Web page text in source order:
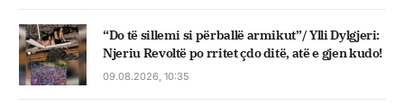
“Do të sillemi si përballë armikut”/ Ylli Dylgjeri:
Njeriu Revoltë po rritet çdo ditë, atë e gjen kudo!
09.08.2026, 10:35